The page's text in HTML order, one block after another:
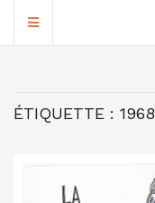
ÉTIQUETTE : 1968